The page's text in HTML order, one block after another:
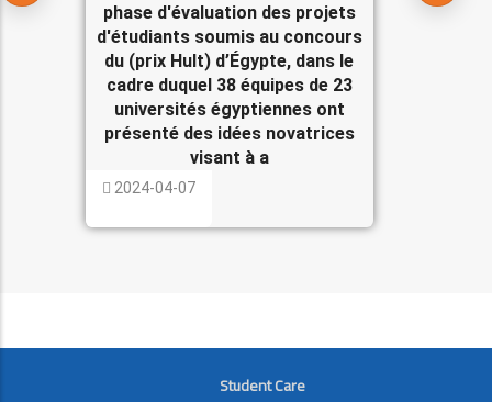
phase d'évaluation des projets
d'étudiants soumis au concours
du (prix Hult) d’Égypte, dans le
cadre duquel 38 équipes de 23
universités égyptiennes ont
présenté des idées novatrices
visant à a
2024-04-07
FOOTER
Student Care